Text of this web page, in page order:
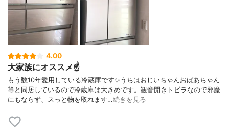
4.00
大家族にオススメ☝️
もう数10年愛用している冷蔵庫です✨うちはおじいちゃんおばあちゃん
等と同居しているので冷蔵庫は大きめです。観音開きトビラなので邪魔
にもならず、スっと物を取れます…続きを見る